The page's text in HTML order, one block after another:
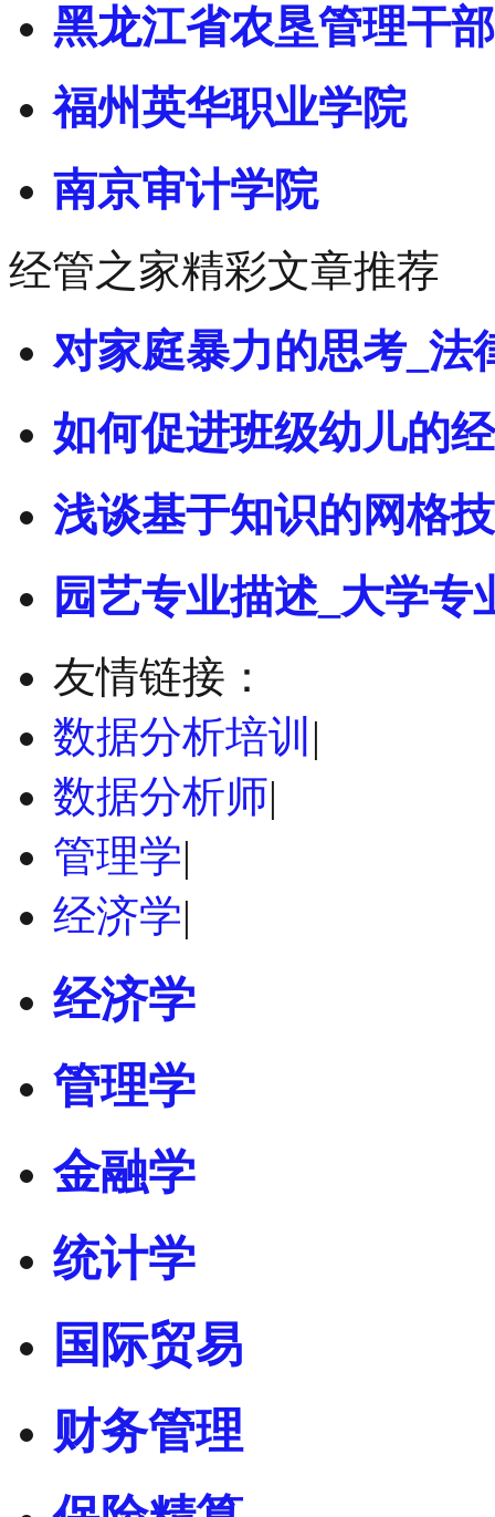
黑龙江省农垦管理干
福州英华职业学院
南京审计学院
经管之家精彩文章推荐
对家庭暴力的思考_法
如何促进班级幼儿的
浅谈基于知识的网格
园艺专业描述_大学专
友情链接：
数据分析培训 |
数据分析师|
管理学|
经济学|
经济学
管理学
金融学
统计学
国际贸易
财务管理